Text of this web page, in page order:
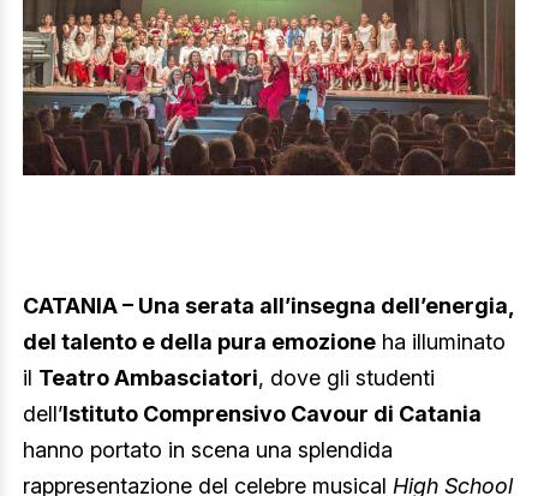
CATANIA – Una serata all’insegna dell’energia,
del talento e della pura emozione ha illuminato
il Teatro Ambasciatori, dove gli studenti
dell’Istituto Comprensivo Cavour di Catania
hanno portato in scena una splendida
rappresentazione del celebre musical High School